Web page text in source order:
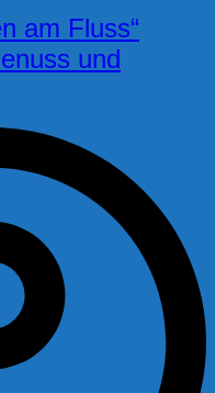
am Fluss“
und